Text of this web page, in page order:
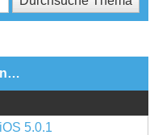
5.0.1